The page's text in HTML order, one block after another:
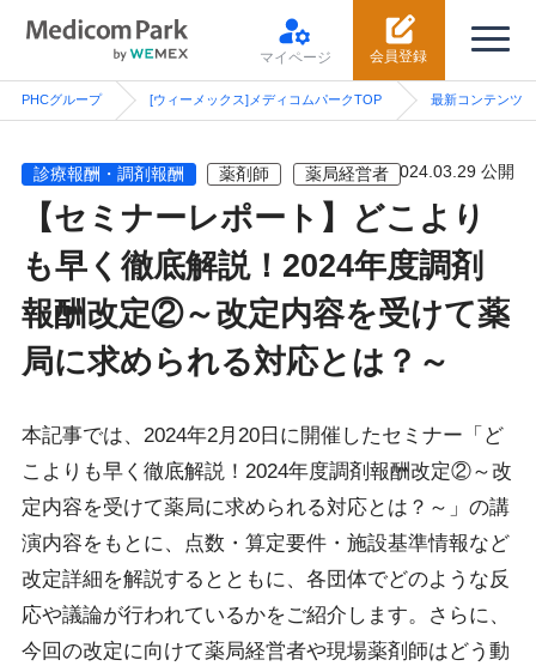
会員登録
マイページ
PHCグループ [ウィーメックス]メディコムパークTOP 最新コンテンツ
診療報酬・調剤報酬 薬剤師 薬局経営者 2024.03.29 公開
【セミナーレポート】どこより
も早く徹底解説！2024年度調剤
報酬改定②～改定内容を受けて薬
局に求められる対応とは？～
本記事では、2024年2月20日に開催したセミナー「ど
こよりも早く徹底解説！2024年度調剤報酬改定②～改
定内容を受けて薬局に求められる対応とは？～」の講
演内容をもとに、点数・算定要件・施設基準情報など
改定詳細を解説するとともに、各団体でどのような反
応や議論が行われているかをご紹介します。さらに、
今回の改定に向けて薬局経営者や現場薬剤師はどう動